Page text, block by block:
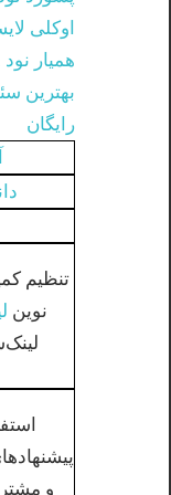
اوکلی
همیار نود 32
بهترین
رایگان
تنظیم
نوین
و